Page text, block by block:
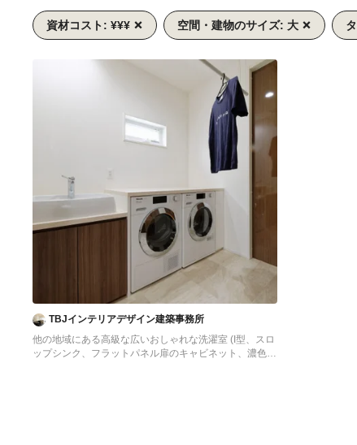
資材コスト: ¥¥¥ 空間・建物のサイズ: 大
TBJインテリアデザイン建築事務所
他の地域にある高級な広いおしゃれな洗濯室 (I型、スロ
ップシンク、フラットパネル扉のキャビネット、濃色木